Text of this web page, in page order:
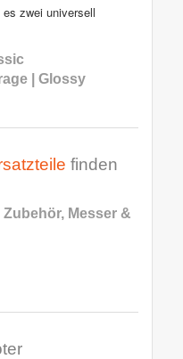
zwei universell
| Glossy
finden
Messer &